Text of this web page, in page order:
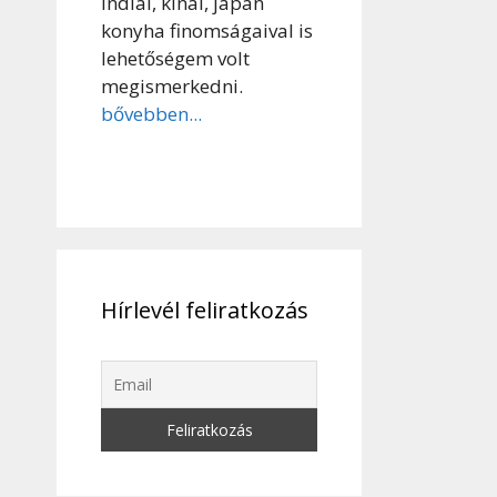
konyha finomságaival is
lehetőségem volt
megismerkedni.
bővebben...
Hírlevél feliratkozás